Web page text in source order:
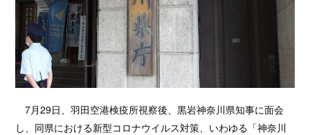
7月29日、羽田空港検疫所視察後、黒岩神奈川県知事に面会
し、同県における新型コロナウイルス対策、いわゆる「神奈川